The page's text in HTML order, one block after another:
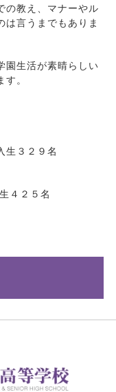
の教え、マナーやル
は言うまでもありま
園生活が素晴らしい
。
生３２９名
４２５名